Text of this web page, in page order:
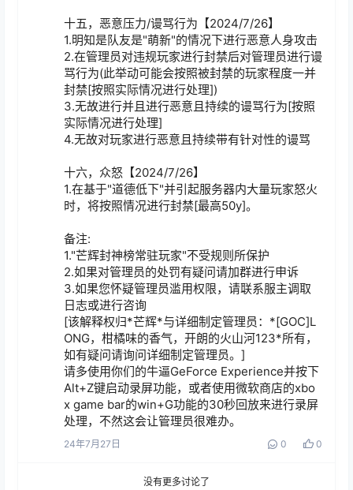
十五，恶意压力/谩骂行为【2024/7/26】
1.明知是队友是"萌新"的情况下进行恶意人身攻击
2.在管理员对违规玩家进行封禁后对管理员进行谩
骂行为(此举动可能会按照被封禁的玩家程度一并
封禁[按照实际情况进行处理])
3.无故进行并且进行恶意且持续的谩骂行为[按照
实际情况进行处理]
4.无故对玩家进行恶意且持续带有针对性的谩骂
十六，众怒【2024/7/26】
1.在基于"道德低下"并引起服务器内大量玩家怒火
时，将按照情况进行封禁[最高50y]。
备注:
1."芒辉封神榜常驻玩家"不受规则所保护
2.如果对管理员的处罚有疑问请加群进行申诉
3.如果您怀疑管理员滥用权限，请联系服主调取
日志或进行咨询
[该解释权归*芒辉*与详细制定管理员：*[GOC]L
ONG，柑橘味的香气，开朗的火山河123*所有，
如有疑问请询问详细制定管理员。]
请多使用你们的牛逼GeForce Experience并按下
Alt+Z键启动录屏功能，或者使用微软商店的xbo
x game bar的win+G功能的30秒回放来进行录屏
处理，不然这会让管理员很难办。
24年7月27日 0 0
没有更多讨论了